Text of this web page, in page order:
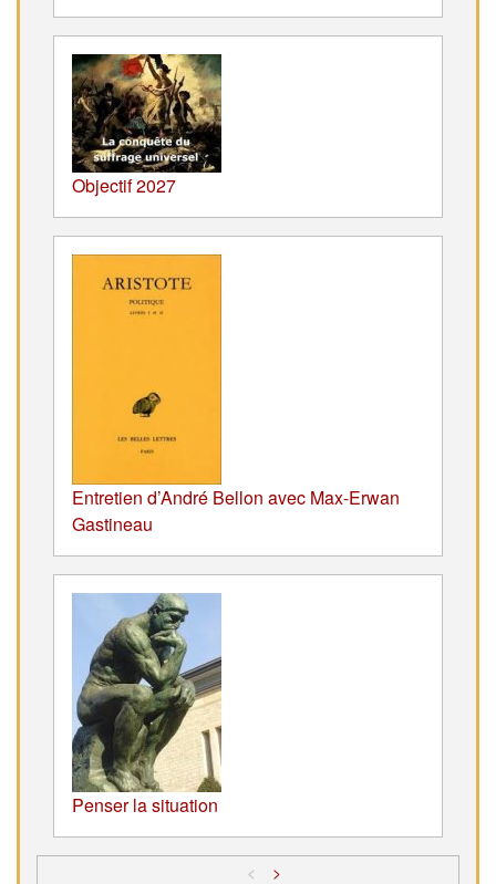
Objectif 2027
Entretien d’André Bellon avec Max-Erwan
Gastineau
Penser la situation
< >